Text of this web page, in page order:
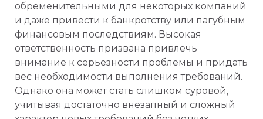
обременительными для некоторых компаний
и даже привести к банкротству или пагубным
финансовым последствиям. Высокая
ответственность призвана привлечь
внимание к серьезности проблемы и придать
вес необходимости выполнения требований.
Однако она может стать слишком суровой,
учитывая достаточно внезапный и сложный